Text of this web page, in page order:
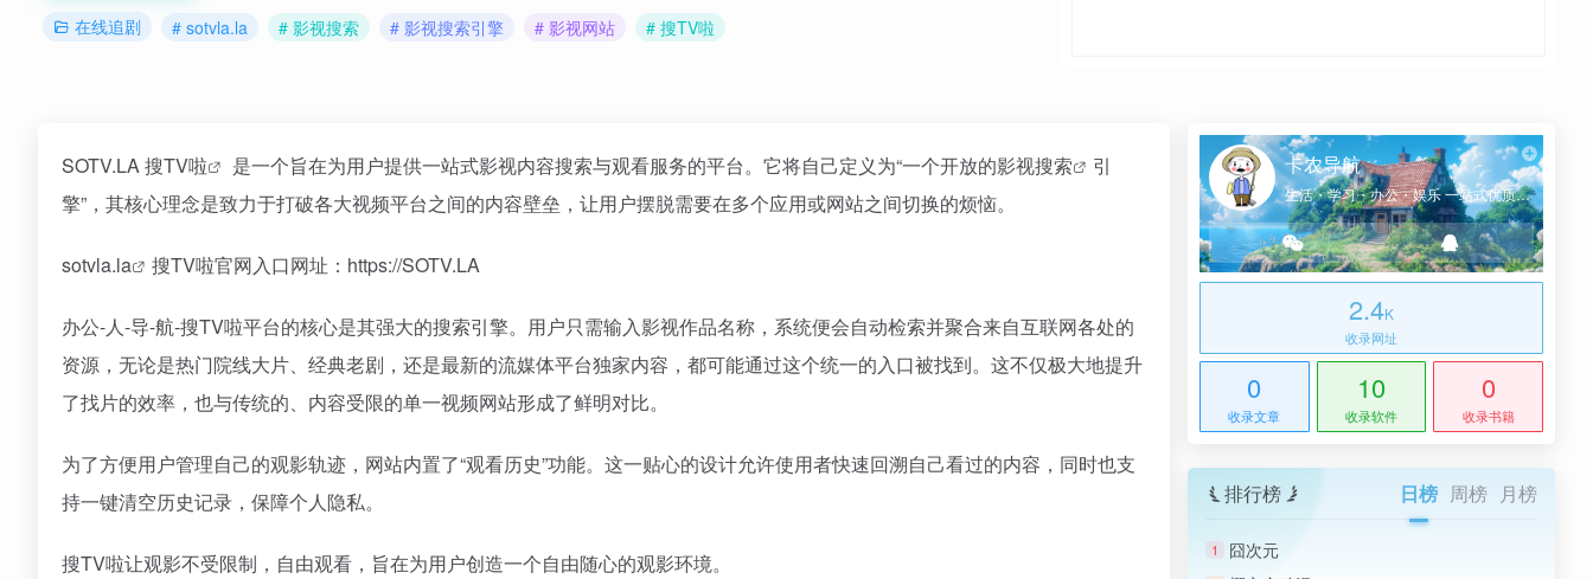
在线追剧 # sotvla.la # 影视搜索 # 影视搜索引擎 # 影视网站 # 搜TV啦
SOTV.LA搜TV啦 是一个旨在为用户提供一站式影视内容搜索与观看服务的平台。它将自己定义为“一个开放的影视搜索
引
擎”，其核心理念是致力于打破各大视频平台之间的内容壁垒，让用户摆脱需要在多个应用或网站之间切换的烦恼。
sotvla.la 搜TV啦官网入口网址：https://SOTV.LA
办公-人-导-航-搜TV啦平台的核心是其强大的搜索引擎。用户只需输入影视作品名称，系统便会自动检索并聚合来自互联网各处的
资源，无论是热门院线大片、经典老剧，还是最新的流媒体平台独家内容，都可能通过这个统一的入口被找到。这不仅极大地提升
了找片的效率，也与传统的、内容受限的单一视频网站形成了鲜明对比。
为了方便用户管理自己的观影轨迹，网站内置了“观看历史”功能。这一贴心的设计允许使用者快速回溯自己看过的内容，同时也支
持一键清空历史记录，保障个人隐私。
搜TV啦让观影不受限制，自由观看，旨在为用户创造一个自由随心的观影环境。
卡农导航
生活・学习・办公・娱乐 一站式优质网址导航
2.4K
收录网址
0
收录文章
10
收录软件
0
收录书籍
排行榜 日榜 周榜 月榜
1 囧次元